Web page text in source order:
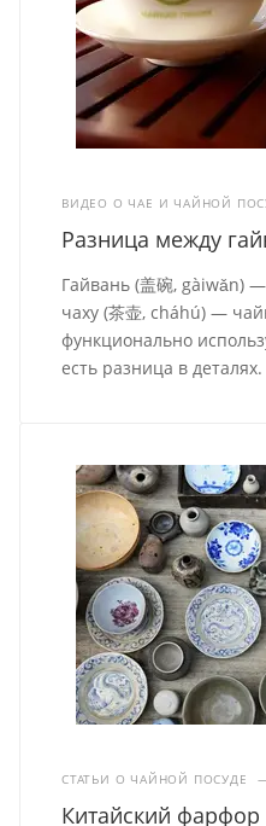
ВИДЕО О ЧАЕ И ЧАЙНОЙ
Разница между
Гайвань (盖碗, gàiwǎn)
чаху (茶壶, cháhú) —
функционально
есть разница в деталях.
СТАТЬИ О ЧАЙНОЙ ПОСУДЕ
Китайский фарфор